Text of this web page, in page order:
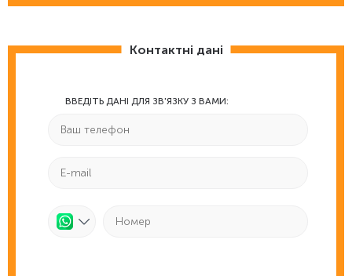
Контактні дані
ВВЕДІТЬ ДАНІ ДЛЯ ЗВ'ЯЗКУ З ВАМИ: